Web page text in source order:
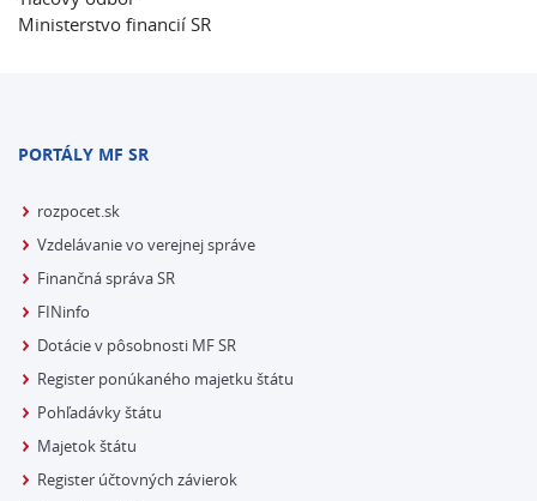
Ministerstvo financií SR
PORTÁLY MF SR
rozpocet.sk
Vzdelávanie vo verejnej správe
Finančná správa SR
FINinfo
Dotácie v pôsobnosti MF SR
Register ponúkaného majetku štátu
Pohľadávky štátu
Majetok štátu
Register účtovných závierok